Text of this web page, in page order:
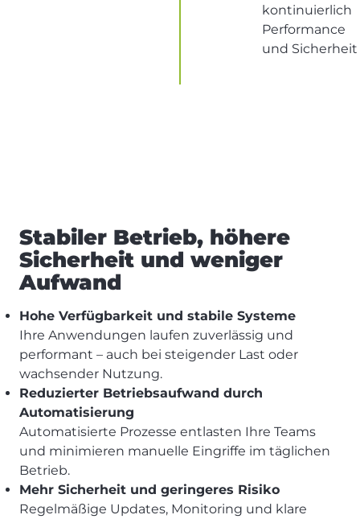
kontinuierlich
Performance
und Sicherheit
Stabiler Betrieb, höhere
Sicherheit und weniger
Aufwand
Hohe Verfügbarkeit und stabile Systeme
Ihre Anwendungen laufen zuverlässig und
performant – auch bei steigender Last oder
wachsender Nutzung.
Reduzierter Betriebsaufwand durch
Automatisierung
Automatisierte Prozesse entlasten Ihre Teams
und minimieren manuelle Eingriffe im täglichen
Betrieb.
Mehr Sicherheit und geringeres Risiko
Regelmäßige Updates, Monitoring und klare